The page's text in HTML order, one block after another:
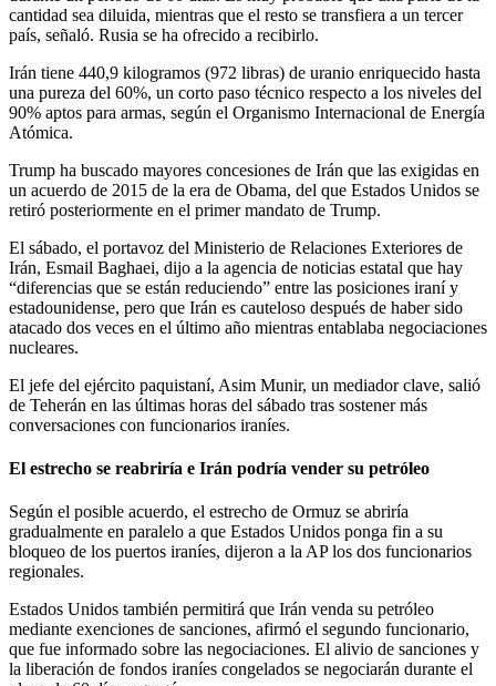
cantidad sea diluida, mientras que el resto se transfiera a un tercer
país, señaló. Rusia se ha ofrecido a recibirlo.
Irán tiene 440,9 kilogramos (972 libras) de uranio enriquecido hasta
una pureza del 60%, un corto paso técnico respecto a los niveles del
90% aptos para armas, según el Organismo Internacional de Energía
Atómica.
Trump ha buscado mayores concesiones de Irán que las exigidas en
un acuerdo de 2015 de la era de Obama, del que Estados Unidos se
retiró posteriormente en el primer mandato de Trump.
El sábado, el portavoz del Ministerio de Relaciones Exteriores de
Irán, Esmail Baghaei, dijo a la agencia de noticias estatal que hay
“diferencias que se están reduciendo” entre las posiciones iraní y
estadounidense, pero que Irán es cauteloso después de haber sido
atacado dos veces en el último año mientras entablaba negociaciones
nucleares.
El jefe del ejército paquistaní, Asim Munir, un mediador clave, salió
de Teherán en las últimas horas del sábado tras sostener más
conversaciones con funcionarios iraníes.
El estrecho se reabriría e Irán podría vender su petróleo
Según el posible acuerdo, el estrecho de Ormuz se abriría
gradualmente en paralelo a que Estados Unidos ponga fin a su
bloqueo de los puertos iraníes, dijeron a la AP los dos funcionarios
regionales.
Estados Unidos también permitirá que Irán venda su petróleo
mediante exenciones de sanciones, afirmó el segundo funcionario,
que fue informado sobre las negociaciones. El alivio de sanciones y
la liberación de fondos iraníes congelados se negociarán durante el